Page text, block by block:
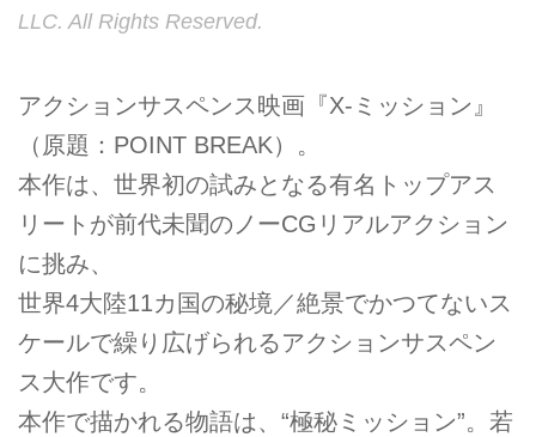
LLC. All Rights Reserved.
アクションサスペンス映画『X-ミッション』
（原題：POINT BREAK）。
本作は、世界初の試みとなる有名トップアス
リートが前代未聞のノーCGリアルアクション
に挑み、
世界4大陸11カ国の秘境／絶景でかつてないス
ケールで繰り広げられるアクションサスペン
ス大作です。
本作で描かれる物語は、“極秘ミッション”。若